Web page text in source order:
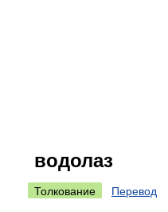
водолаз
Толкование Перевод